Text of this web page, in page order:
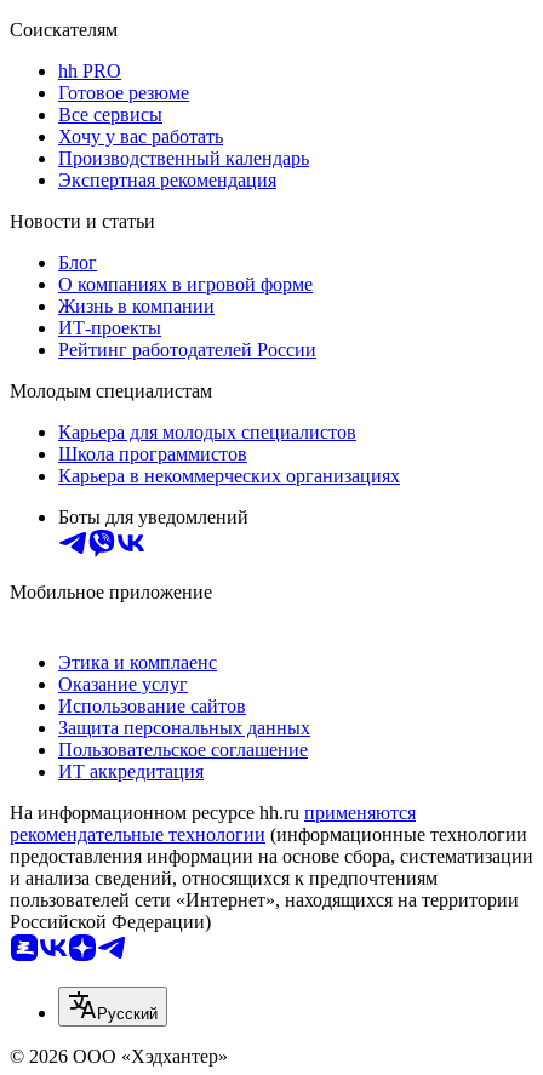
Соискателям
hh PRO
Готовое резюме
Все сервисы
Хочу у вас работать
Производственный календарь
Экспертная рекомендация
Новости и статьи
Блог
О компаниях в игровой форме
Жизнь в компании
ИТ-проекты
Рейтинг работодателей России
Молодым специалистам
Карьера для молодых специалистов
Школа программистов
Карьера в некоммерческих организациях
Боты для уведомлений
Мобильное приложение
Этика и комплаенс
Оказание услуг
Использование сайтов
Защита персональных данных
Пользовательское соглашение
ИТ аккредитация
На информационном ресурсе hh.ru применяются
рекомендательные технологии (информационные технологии
предоставления информации на основе сбора, систематизации
и анализа сведений, относящихся к предпочтениям
пользователей сети «Интернет», находящихся на территории
Российской Федерации)
Русский
© 2026 ООО «Хэдхантер»